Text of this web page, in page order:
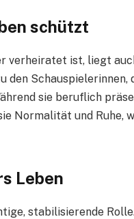
schützt
verheiratet ist, liegt
den Schauspielerinnen,
sie beruflich
Normalität und Ruhe,
Leben
stabilisierende